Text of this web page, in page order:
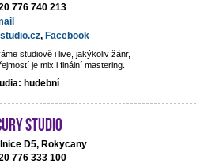
776 740 213
, Facebook
studiově i live, jakýkoliv žánr,
je mix i finální mastering.
hudební
studio
D5, Rokycany
776 333 100